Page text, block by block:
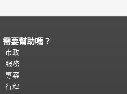
頁面內容結束。
都會重複顯示。
需要幫助嗎？
市政
服務
專案
行程